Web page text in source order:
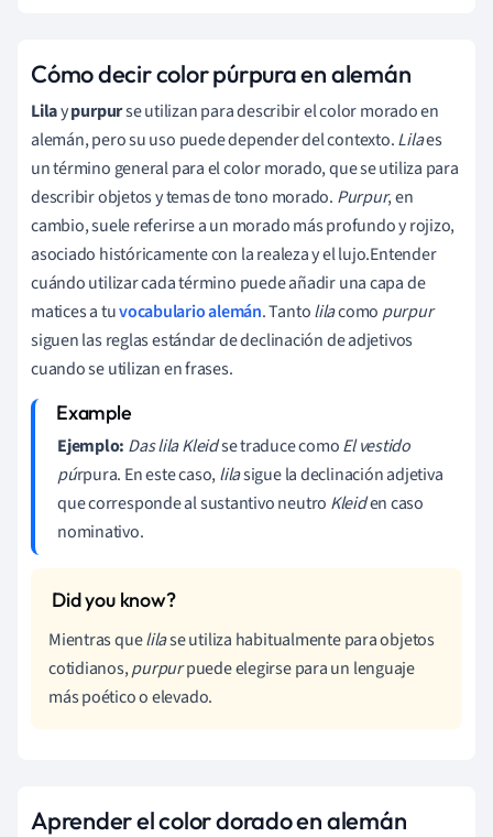
Cómo decir color púrpura en alemán
Lilaypurpurse utilizan para describir el color morado en
alemán, pero su uso puede depender del contexto.Lilaes
un término general para el color morado, que se utiliza para
describir objetos y temas de tono morado. Purpur, en
cambio, suele referirse a un morado más profundo y rojizo,
asociado históricamente con la realeza y el lujo.Entender
cuándo utilizar cada término puede añadir una capa de
matices a tuvocabulario alemán. Tantolilacomo purpur
siguen las reglas estándar de declinación de adjetivos
cuando se utilizan en frases.
Ejemplo: Das lila Kleidse traduce comoEl vestido
púrpura. En este caso,lilasigue la declinación adjetiva
que corresponde al sustantivo neutro Kleiden caso
nominativo.
Mientras quelilase utiliza habitualmente para objetos
cotidianos,purpurpuede elegirse para un lenguaje
más poético o elevado.
Aprender el color dorado en alemán